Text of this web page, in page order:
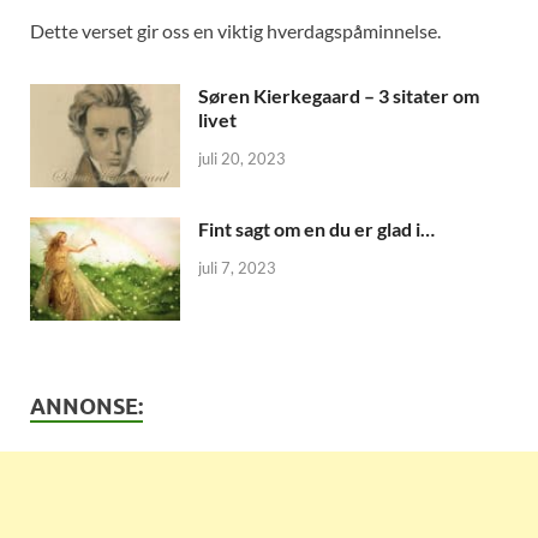
Dette verset gir oss en viktig hverdagspåminnelse.
Søren Kierkegaard – 3 sitater om
livet
juli 20, 2023
Fint sagt om en du er glad i…
juli 7, 2023
ANNONSE: